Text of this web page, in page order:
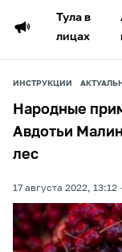
Тула в
лицах
ИНСТРУКЦИИ
Народные
Авдотьи
лес
17 августа 2022, 13:12